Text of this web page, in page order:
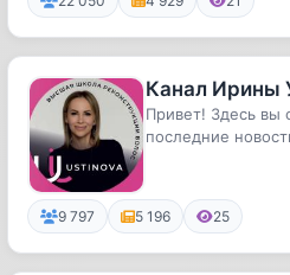
Канал Ирины
Привет! Здесь вы
последние
9 797 5 196 25